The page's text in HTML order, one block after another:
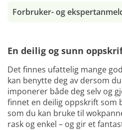
Forbruker- og
En deilig og sunn
Det finnes ufattelig mange
kan benytte deg av dersom
imponerer både deg selv og
finnet en deilig oppskrift som
som du kan bruke til
rask og enkel – og gir et